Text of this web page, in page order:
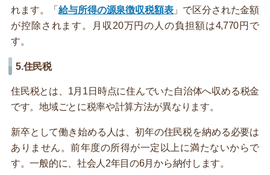
れます。「給与所得の源泉徴収税額表」で区分された金額
が控除されます。月収20万円の人の負担額は4,770円で
す。
5.住民税
住民税とは、1月1日時点に住んでいた自治体へ収める税金
です。地域ごとに税率や計算方法が異なります。
新卒として働き始める人は、初年の住民税を納める必要は
ありません。前年度の所得が一定以上に満たないからで
す。一般的に、社会人2年目の6月から納付します。